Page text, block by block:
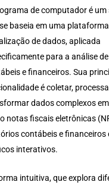
de computador é
baseia em uma
de dados, aplicada
para a análise
e financeiros. Sua
é coletar,
dados complexos
notas fiscais eletrônicas
contábeis e financeiros
interativos.
intuitiva, que explora